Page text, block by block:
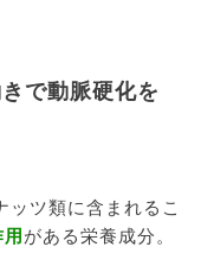
で動脈硬化を
ッツ類に含まれるこ
がある栄養成分。